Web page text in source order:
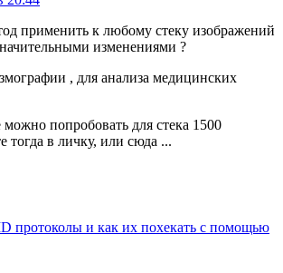
применить к любому стеку изображений
изменениями ?
, для анализа медицинских
попробовать для стека 1500
тогда в личку, или сюда ...
протоколы и как их похекать с помощью